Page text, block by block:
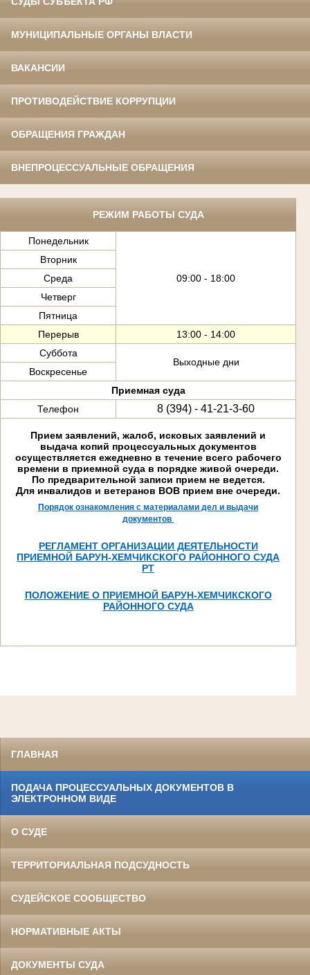
МУНИЦИПАЛЬНЫЕ ОРГАНЫ ВЛАСТИ
ВАКАНСИИ
ПРОТИВОДЕЙСТВИЕ КОРРУПЦИИ
ОБРАЩЕНИЯ ГРАЖДАН
ВНЕПРОЦЕССУАЛЬНЫЕ ОБРАЩЕНИЯ
РЕЖИМ РАБОТЫ СУДА
Понедельник
09:00 - 18:00
Вторник
Среда
Четверг
Пятница
Перерыв
13:00 - 14:00
Суббота
Выходные дни
Воскресенье
Приемная суда
Телефон
8 (394) - 41-21-3-60
Прием заявлений, жалоб, исковых заявлений и
выдача копий процессуальных документов
осуществляется ежедневно в течение всего рабочего
времени в приемной суда в порядке живой очереди.
По предварительной записи прием не ведется.
Для инвалидов и ветеранов ВОВ прием вне очереди.
Порядок ознакомления с материалами дел и выдачи
документов
РЕГЛАМЕНТ ОРГАНИЗАЦИИ ДЕЯТЕЛЬНОСТИ
ПРИЕМНОЙ БАРУН-ХЕМЧИКСКОГО РАЙОННОГО СУДА
РТ
ПОЛОЖЕНИЕ О ПРИЕМНОЙ БАРУН-ХЕМЧИКСКОГО
РАЙОННОГО СУДА
ГЛАВНАЯ
ПОДАЧА ПРОЦЕССУАЛЬНЫХ ДОКУМЕНТОВ В
ЭЛЕКТРОННОМ ВИДЕ
О СУДЕ
ТЕРРИТОРИАЛЬНАЯ ПОДСУДНОСТЬ
СУДЕЙСКОЕ СООБЩЕСТВО
НОРМАТИВНЫЕ АКТЫ
ДОКУМЕНТЫ СУДА